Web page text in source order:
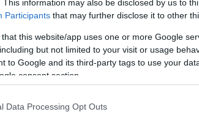
This information may also be disclosed by us to
Participants that may further disclose it to other
that this website/app uses one or more Google
but not limited to your visit or usage
to Google and its third-party tags to use your
consent section.
Data Processing Opt Outs
να διευκολύνουν την
αποσύρουν στρατεύματα από
σημασίας»,αναφέρει η
πως